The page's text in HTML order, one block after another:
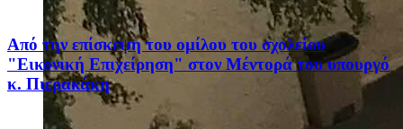
Από την επίσκεψη του ομίλου του σχολείου
"Εικονική Επιχείρηση" στον Μέντορά του υπουργό
κ. Πιερακάκη